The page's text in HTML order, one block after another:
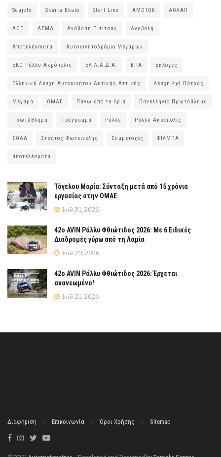
Seajets Skarta Ekato Start Line ΑΜΟΤΟΕ ΑΟΛΑΠ
ΑΟΠ ΑΣΜΑ Ανάβαση Πιτίτσας Αναβολή
Αποτελέsmατα Αυτοκινητοδρόμιο Μεγάρων
ΕΚΟ Ράλλυ Ακρόπολις ΕΛ.Λ.Α.Δ.Α. ΕΠΑ Εκλογές
Ελληνική Λέσχη Αυτοκινήτου Δυτικής Αττικής Λέσχη 4χ4 Πάτρας
Μέγαρα ΟΜΑΕ Πάνω από τα όρια Πανελλήνιο Πρωτάθλημα
Πρωτάθλημα Πρόγραμμα Ράλλυ Ράλλυ Ακρόπολις
ΣΟΑΑ Στράτος Φωτεινέλης Συμμετοχές ΦΙΛΜΠΑ
αποτελέσματα
Τόγελου Μαρία: Σύνταξη μετά από 15 χρόνια
εργασίας στην ΟΜΑΕ
Ιούλ 31, 2026
42ο AVIN Ράλλυ Φθιώτιδος 2026: Με 6 Ειδικές
Διαδρομές γύρω από τη Λαμία
Ιούλ 29, 2026
42ο AVIN Ράλλυ Φθιώτιδος 2026: Έρχεται
ανανεωμένο!
Ιούλ 21, 2026
Διαφήμιση Επικοινωνία Όροι Χρήσης Sitemap